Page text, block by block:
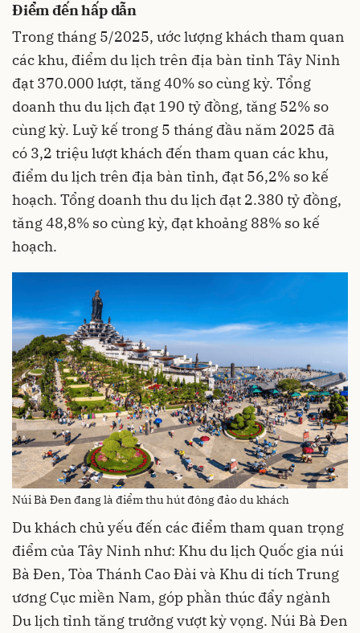
Điểm đến hấp dẫn
Trong tháng 5/2025, ước lượng khách tham quan
các khu, điểm du lịch trên địa bàn tỉnh Tây Ninh
đạt 370.000 lượt, tăng 40% so cùng kỳ. Tổng
doanh thu du lịch đạt 190 tỷ đồng, tăng 52% so
cùng kỳ. Luỹ kế trong 5 tháng đầu năm 2025 đã
có 3,2 triệu lượt khách đến tham quan các khu,
điểm du lịch trên địa bàn tỉnh, đạt 56,2% so kế
hoạch. Tổng doanh thu du lịch đạt 2.380 tỷ đồng,
tăng 48,8% so cùng kỳ, đạt khoảng 88% so kế
hoạch.
Núi Bà Đen đang là điểm thu hút đông đảo du khách
Du khách chủ yếu đến các điểm tham quan trọng
điểm của Tây Ninh như: Khu du lịch Quốc gia núi
Bà Đen, Tòa Thánh Cao Đài và Khu di tích Trung
ương Cục miền Nam, góp phần thúc đẩy ngành
Du lịch tỉnh tăng trưởng vượt kỳ vọng. Núi Bà Đen